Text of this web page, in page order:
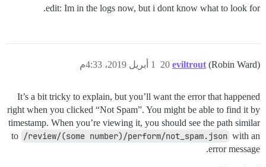
edit: Im in the logs now, but i dont know what to look for.
eviltrout (Robin Ward) 1 أبريل 2019، 4:33م 20
It’s a bit tricky to explain, but you’ll want the error that happened
right when you clicked “Not Spam”. You might be able to find it by
timestamp. When you’re viewing it, you should see the path similar
to /review/(some number)/perform/not_spam.json with an
error message.